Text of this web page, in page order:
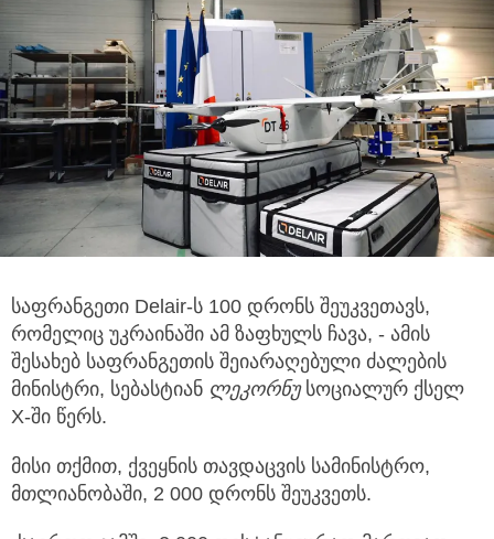
საფრანგეთი Delair-ს 100 დრონს შეუკვეთავს,
რომელიც უკრაინაში ამ ზაფხულს ჩავა, - ამის
შესახებ საფრანგეთის შეიარაღებული ძალების
მინისტრი, სებასტიან ლეკორნუსოციალურ ქსელ
X-ში წერს.
მისი თქმით, ქვეყნის თავდაცვის სამინისტრო,
მთლიანობაში, 2 000 დრონს შეუკვეთს.